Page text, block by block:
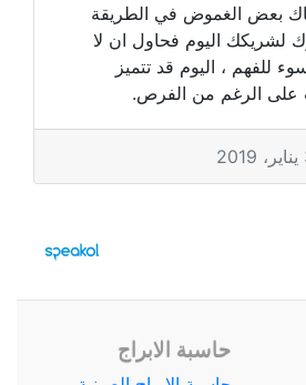
بعض الغموض في الطريقة
لشريكك اليوم فحاول ان لا
للفهم ، اليوم قد تتميز
على الرغم من الفرص.
حاسبة الابراج